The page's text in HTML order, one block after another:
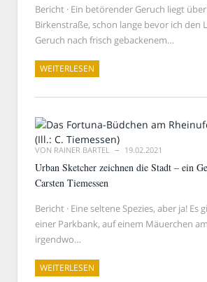
Bericht · Ein betörender Geruch liegt
Birkenstraße, schon lange bevor ich den
Geruch nach frisch gebackenem…
WEITERLESEN
VON RAINER BARTEL 19.02.2021
Urban Sketcher zeichnen die Stadt – ein
Carsten Tiemessen
Bericht · Eine seltene Spezies, aber ja! Es
einer Parkbank, auf einem Mäuerchen
irgendwo…
WEITERLESEN